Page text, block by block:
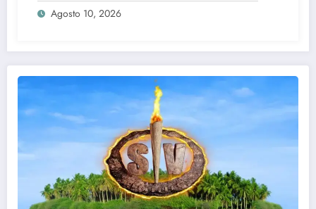
Agosto 10, 2026